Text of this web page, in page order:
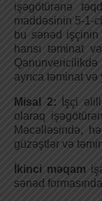
işəgötürənə
maddəsinin 5-1-
bu sənəd
hansı təminat
ayrıca təminat
Misal 2: İşçi
olaraq
Məcəlləsində,
güzəştlər və
İkinci məqam
sənəd formasında